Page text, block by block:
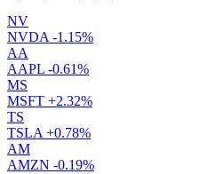
NV
NVDA -1.15%
AA
AAPL -0.61%
MS
MSFT +2.32%
TS
TSLA +0.78%
AM
AMZN -0.19%